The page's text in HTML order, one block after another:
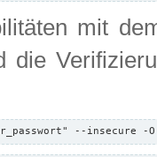
mit
die
--insecure -